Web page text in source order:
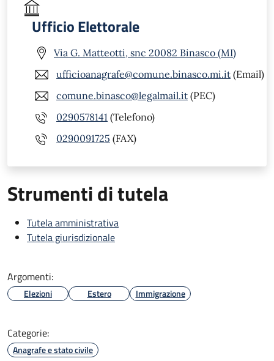
Ufficio Elettorale
Via G. Matteotti, snc 20082 Binasco (MI)
ufficioanagrafe@comune.binasco.mi.it (Email)
comune.binasco@legalmail.it (PEC)
0290578141 (Telefono)
0290091725 (FAX)
Strumenti di tutela
Tutela amministrativa
Tutela giurisdizionale
Argomenti:
Elezioni Estero Immigrazione
Categorie:
Anagrafe e stato civile